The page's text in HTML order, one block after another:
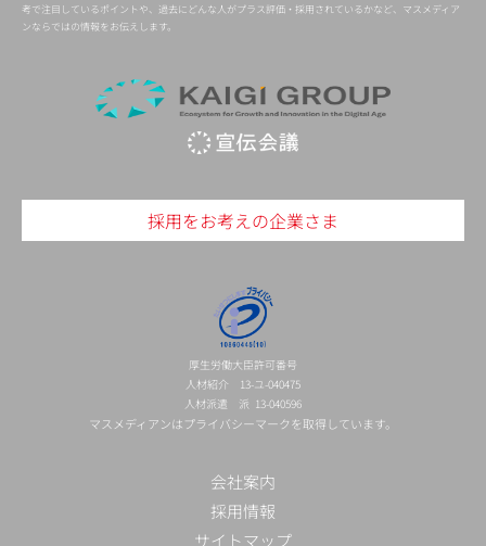
考で注目しているポイントや、過去にどんな人がプラス評価・採用されているかなど、マスメディア
ンならではの情報をお伝えします。
採用をお考えの企業さま
厚生労働大臣許可番号
人材紹介 13-ユ-040475
人材派遣 派 13-040596
マスメディアンはプライバシーマークを取得しています。
会社案内
採用情報
サイトマップ